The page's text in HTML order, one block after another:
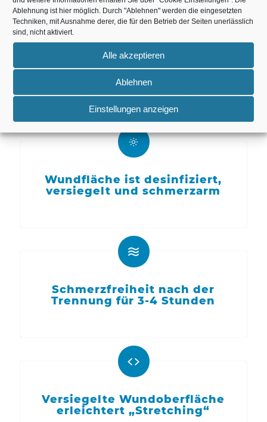
Ablehnung ist hier möglich. Durch "Ablehnen" werden die eingesetzten
Techniken, mit Ausnahme derer, die für den Betrieb der Seiten unerlässlich
sind, nicht aktiviert.
Alle akzeptieren
Ablehnen
Einstellungen anzeigen
Kein oder sehr geringes
Nachblutungsrisiko
Wundfläche ist desinfiziert,
versiegelt und schmerzarm
Schmerzfreiheit nach der
Trennung für 3-4 Stunden
Versiegelte Wundoberfläche
erleichtert „Stretching“